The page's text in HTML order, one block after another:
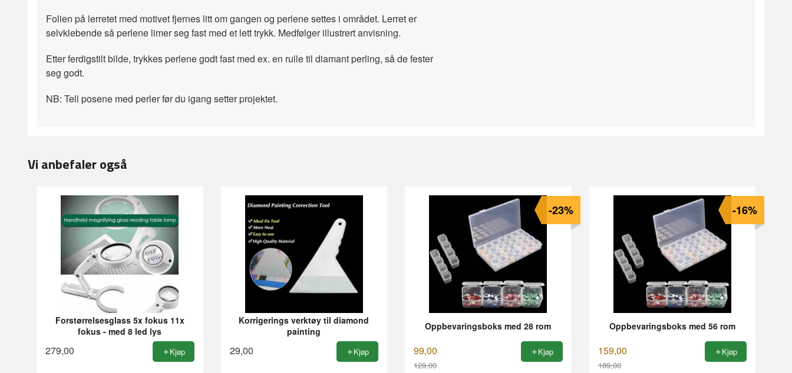
Folien på lerretet med motivet fjernes litt om gangen og perlene settes i området. Lerret er
selvklebende så perlene limer seg fast med et lett trykk. Medfølger illustrert anvisning.
Etter ferdigstilt bilde, trykkes perlene godt fast med ex. en rulle til diamant perling, så de fester
seg godt.
NB: Tell posene med perler før du igang setter projektet.
Vi anbefaler også
Forstørrelsesglass 5x fokus 11x
fokus - med 8 led lys
279,00 Kjøp
Korrigerings verktøy til diamond
painting
29,00 Kjøp
Oppbevaringsboks med 28 rom
99,00
129,00
-23%
Kjøp
Oppbevaringsboks med 56 rom
159,00
189,00
-16%
Kjøp